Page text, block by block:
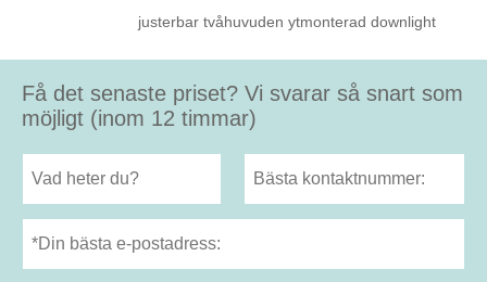
justerbar tvåhuvuden ytmonterad downlight
Få det senaste priset? Vi svarar så snart som
möjligt (inom 12 timmar)